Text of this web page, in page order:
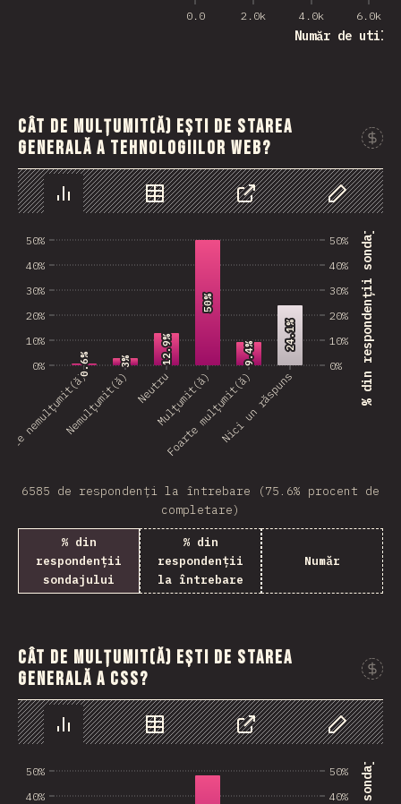
0.0 2.0k 4.0k 6.0k
Număr de
Cât de mulțumit(ă) ești de starea
generală a tehnologiilor web?
Grafic Date Share
0%
10%
20%
30%
40%
50% % din respondenții sondajului
nemulțumit(ă)Nemulțumit(ă) NeutruMulțumit(ă)
Foarte mulțumit(ă)Nici un răspuns
0%
10%
20%
30%
40%
50%
0.6%
0.6% 3%
3% 12.9%
12.9%
50%
50%
9.4%
9.4%
24.1%
24.1%
6585 de respondenți la întrebare (75.6% procent de
completare)
% din
respondenții
sondajului
% din
respondenții
la întrebare
Număr
Cât de mulțumit(ă) ești de starea
generală a CSS?
Grafic Date Share
40%
50%
40%
50%